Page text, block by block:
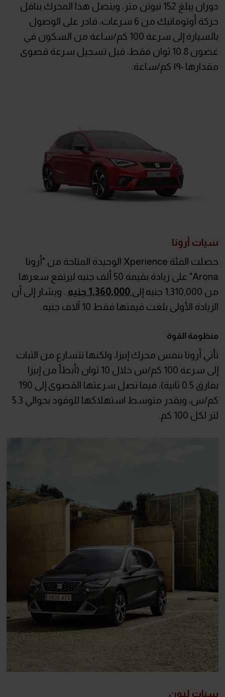
دوران يبلغ 152 نيوتن متر، ويتصل هذا المحرك بناقل
حركة أوتوماتيك من 6 سرعات، قادر على الوصول
بالسيارة إلى سرعة 100 كم/ساعة من السكون في
غضون 10.8 ثوان فقط، قبل تسجيل سرعة قصوى
مقدارها ١٩٠ كم/ساعة.
سيات أرونا
حصلت الفئة Xperience الوحيدة المتاحة من "أرونا
Arona" على زيادة بقيمة 50 ألف جنيه ليرتفع سعرها
من 1,310,000 جنيه إلى
.. ويشار إلى أن
الزيادة الأولى بلغت قيمتها فقط 10 آلاف جنيه.
منظومة القوة
تأتي أرونا بنفس محرك إبيزا، ولكنها تتسارع من الثبات
إلى سرعة 100 كم/س خلال 10 ثوان (أبطأ من إبيزا
بفارق 0.5 ثانية)، فيما تصل سرعتها القصوى إلى 190
كم/س، ويقدر متوسط استهلاكها للوقود بحوالي 5.3
لتر لكل 100 كم.
سيات ليون